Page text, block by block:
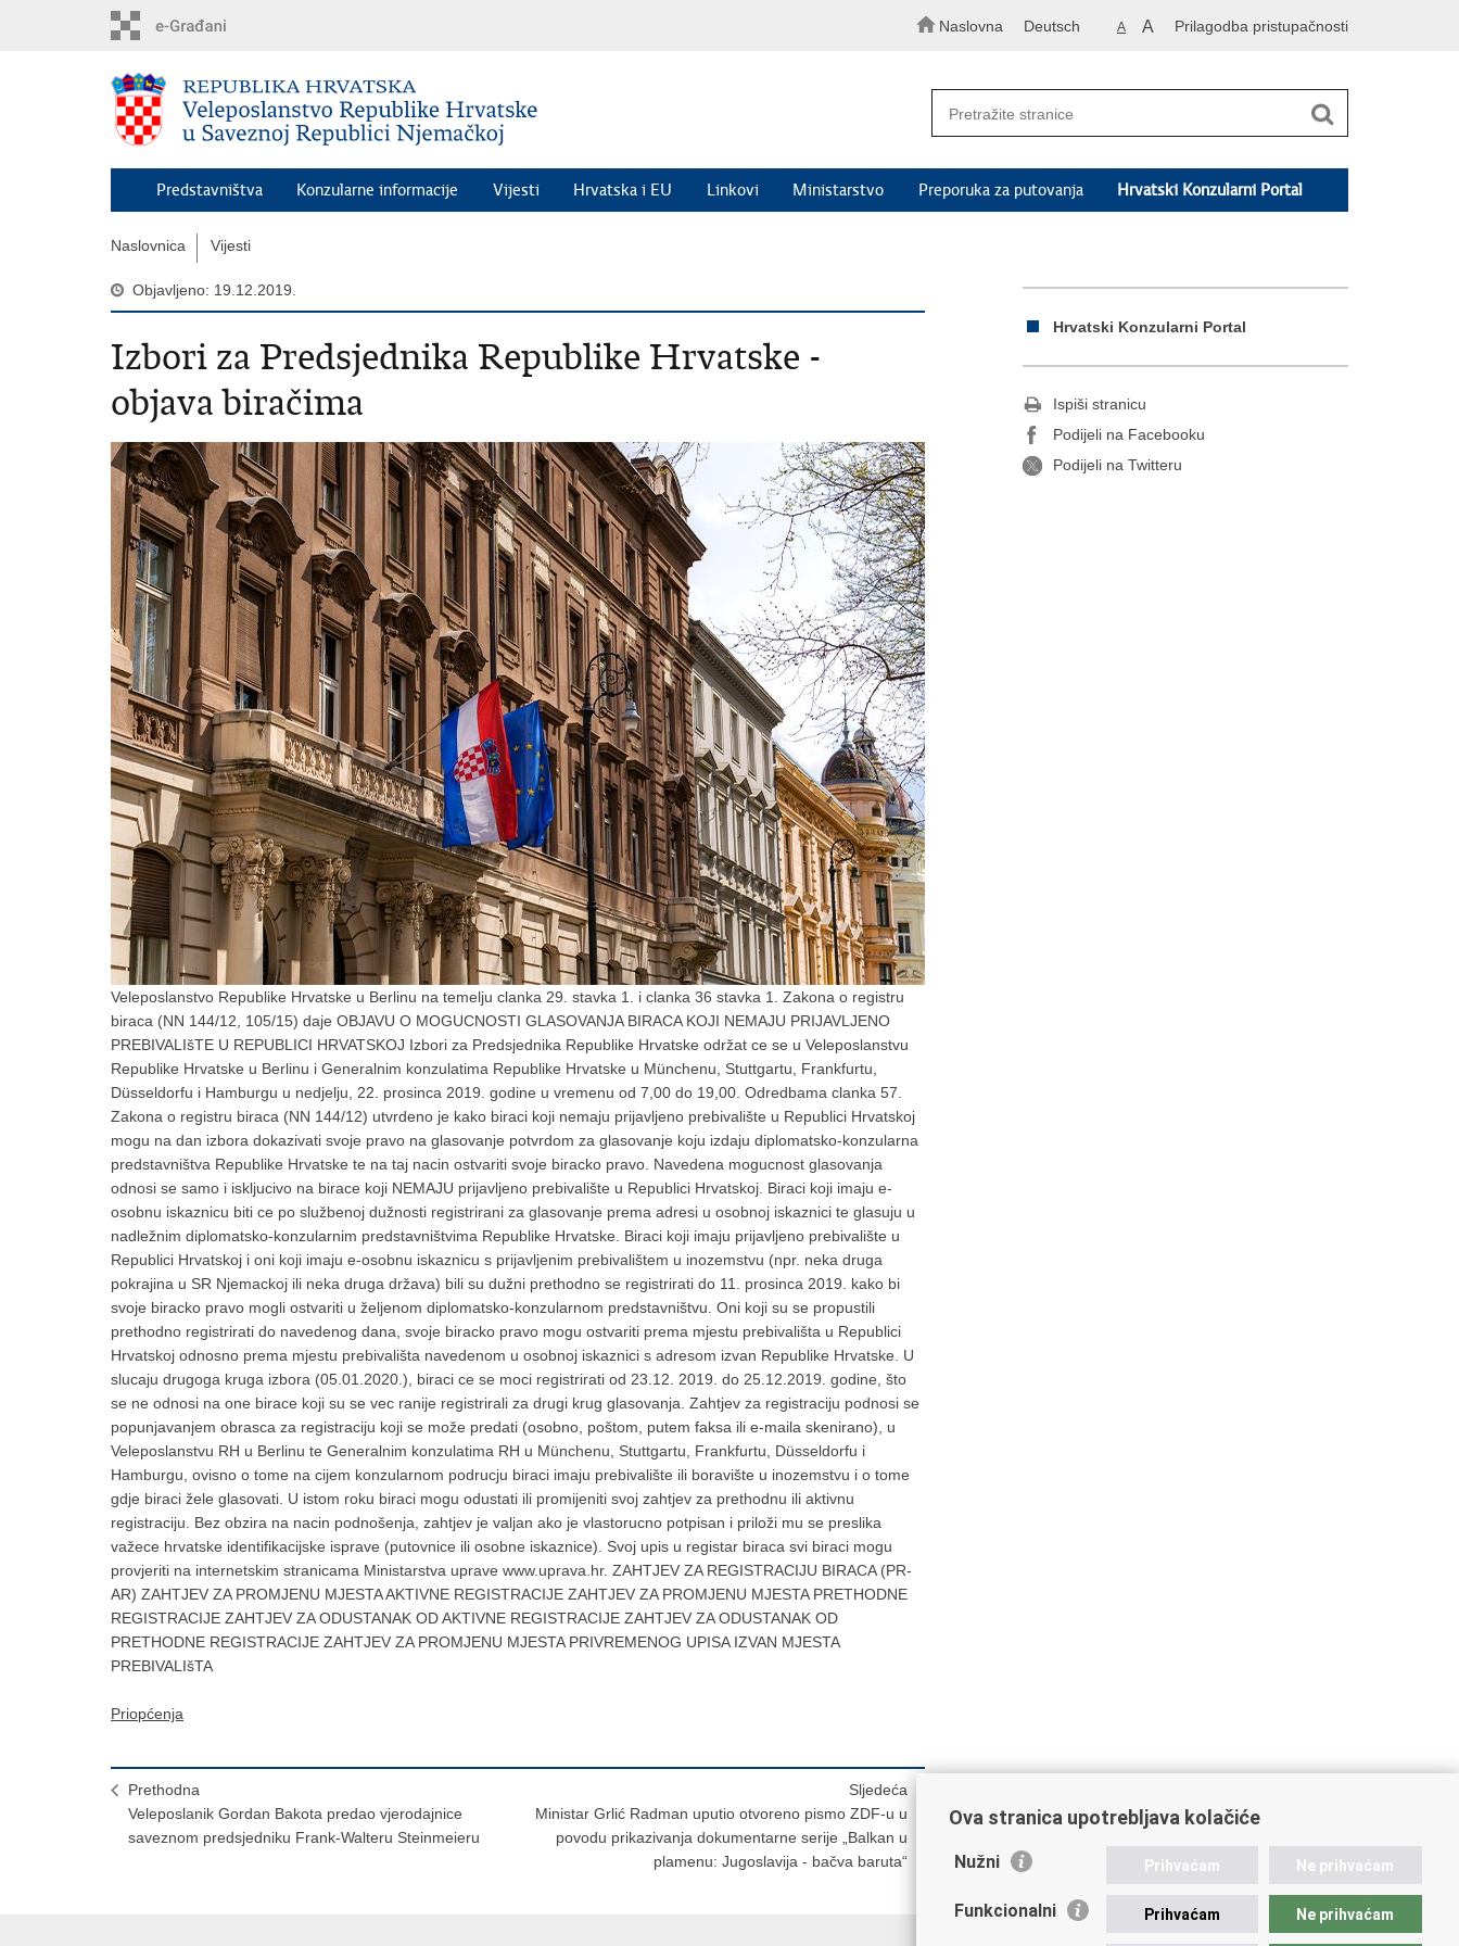
Naslovna Deutsch A A Prilagodba pristupačnosti
Predstavništva Konzularne informacije Vijesti Hrvatska i EU Linkovi Ministarstvo Preporuka za putovanja Hrvatski Konzularni Portal
Naslovnica Vijesti
Objavljeno: 19.12.2019.
Izbori za Predsjednika Republike Hrvatske -
objava biračima
Veleposlanstvo Republike Hrvatske u Berlinu na temelju clanka 29. stavka 1. i clanka 36 stavka 1. Zakona o registru
biraca (NN 144/12, 105/15) daje OBJAVU O MOGUCNOSTI GLASOVANJA BIRACA KOJI NEMAJU PRIJAVLJENO
PREBIVALIšTE U REPUBLICI HRVATSKOJ Izbori za Predsjednika Republike Hrvatske održat ce se u Veleposlanstvu
Republike Hrvatske u Berlinu i Generalnim konzulatima Republike Hrvatske u Münchenu, Stuttgartu, Frankfurtu,
Düsseldorfu i Hamburgu u nedjelju, 22. prosinca 2019. godine u vremenu od 7,00 do 19,00. Odredbama clanka 57.
Zakona o registru biraca (NN 144/12) utvrdeno je kako biraci koji nemaju prijavljeno prebivalište u Republici Hrvatskoj
mogu na dan izbora dokazivati svoje pravo na glasovanje potvrdom za glasovanje koju izdaju diplomatsko-konzularna
predstavništva Republike Hrvatske te na taj nacin ostvariti svoje biracko pravo. Navedena mogucnost glasovanja
odnosi se samo i iskljucivo na birace koji NEMAJU prijavljeno prebivalište u Republici Hrvatskoj. Biraci koji imaju e-
osobnu iskaznicu biti ce po službenoj dužnosti registrirani za glasovanje prema adresi u osobnoj iskaznici te glasuju u
nadležnim diplomatsko-konzularnim predstavništvima Republike Hrvatske. Biraci koji imaju prijavljeno prebivalište u
Republici Hrvatskoj i oni koji imaju e-osobnu iskaznicu s prijavljenim prebivalištem u inozemstvu (npr. neka druga
pokrajina u SR Njemackoj ili neka druga država) bili su dužni prethodno se registrirati do 11. prosinca 2019. kako bi
svoje biracko pravo mogli ostvariti u željenom diplomatsko-konzularnom predstavništvu. Oni koji su se propustili
prethodno registrirati do navedenog dana, svoje biracko pravo mogu ostvariti prema mjestu prebivališta u Republici
Hrvatskoj odnosno prema mjestu prebivališta navedenom u osobnoj iskaznici s adresom izvan Republike Hrvatske. U
slucaju drugoga kruga izbora (05.01.2020.), biraci ce se moci registrirati od 23.12. 2019. do 25.12.2019. godine, što
se ne odnosi na one birace koji su se vec ranije registrirali za drugi krug glasovanja. Zahtjev za registraciju podnosi se
popunjavanjem obrasca za registraciju koji se može predati (osobno, poštom, putem faksa ili e-maila skenirano), u
Veleposlanstvu RH u Berlinu te Generalnim konzulatima RH u Münchenu, Stuttgartu, Frankfurtu, Düsseldorfu i
Hamburgu, ovisno o tome na cijem konzularnom podrucju biraci imaju prebivalište ili boravište u inozemstvu i o tome
gdje biraci žele glasovati. U istom roku biraci mogu odustati ili promijeniti svoj zahtjev za prethodnu ili aktivnu
registraciju. Bez obzira na nacin podnošenja, zahtjev je valjan ako je vlastorucno potpisan i priloži mu se preslika
važece hrvatske identifikacijske isprave (putovnice ili osobne iskaznice). Svoj upis u registar biraca svi biraci mogu
provjeriti na internetskim stranicama Ministarstva uprave www.uprava.hr. ZAHTJEV ZA REGISTRACIJU BIRACA (PR-
AR) ZAHTJEV ZA PROMJENU MJESTA AKTIVNE REGISTRACIJE ZAHTJEV ZA PROMJENU MJESTA PRETHODNE
REGISTRACIJE ZAHTJEV ZA ODUSTANAK OD AKTIVNE REGISTRACIJE ZAHTJEV ZA ODUSTANAK OD
PRETHODNE REGISTRACIJE ZAHTJEV ZA PROMJENU MJESTA PRIVREMENOG UPISA IZVAN MJESTA
PREBIVALIšTA
Priopćenja
Prethodna
Veleposlanik Gordan Bakota predao vjerodajnice
saveznom predsjedniku Frank-Walteru Steinmeieru
Sljedeća
Ministar Grlić Radman uputio otvoreno pismo ZDF-u u
povodu prikazivanja dokumentarne serije „Balkan u
plamenu: Jugoslavija - bačva baruta“
Hrvatski Konzularni Portal
Ispiši stranicu
Podijeli na Facebooku
Podijeli na Twitteru
Ova stranica upotrebljava kolačiće
Nužni Prihvaćam Ne prihvaćam
Funkcionalni Prihvaćam Ne prihvaćam